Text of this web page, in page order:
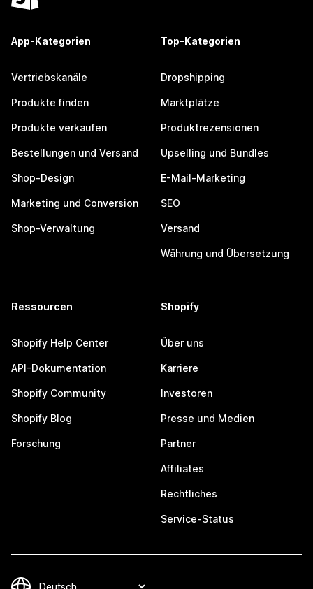
App-Kategorien
Vertriebskanäle
Produkte finden
Produkte verkaufen
Bestellungen und Versand
Shop-Design
Marketing und Conversion
Shop-Verwaltung
Top-Kategorien
Dropshipping
Marktplätze
Produktrezensionen
Upselling und Bundles
E-Mail-Marketing
SEO
Versand
Währung und Übersetzung
Ressourcen
Shopify Help Center
API-Dokumentation
Shopify Community
Shopify Blog
Forschung
Shopify
Über uns
Karriere
Investoren
Presse und Medien
Partner
Affiliates
Rechtliches
Service-Status